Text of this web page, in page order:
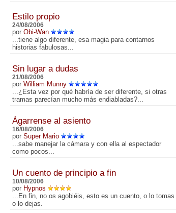
Estilo propio
24/08/2006
por Obi-Wan
...tiene algo diferente, esa magia para contarnos
historias fabulosas...
Sin lugar a dudas
21/08/2006
por William Munny
...¿Esta vez por qué habría de ser diferente, si otras
tramas parecían mucho más endiabladas?...
Ágarrense al asiento
16/08/2006
por Super Mario
...sabe manejar la cámara y con ella al espectador
como pocos...
Un cuento de principio a fin
10/08/2006
por Hypnos
...En fin, no os agobiéis, esto es un cuento, o lo tomas
o lo dejas.